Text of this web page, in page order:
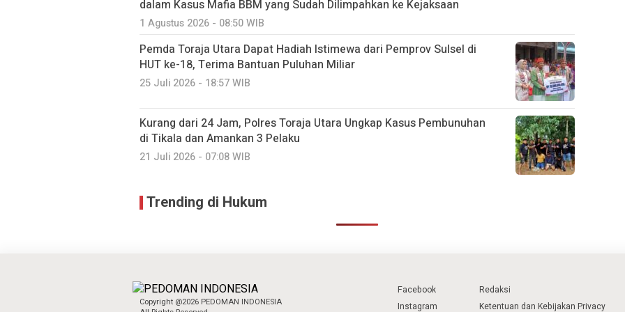
dalam Kasus Mafia BBM yang Sudah Dilimpahkan ke Kejaksaan
1 Agustus 2026 - 08:50 WIB
Pemda Toraja Utara Dapat Hadiah Istimewa dari Pemprov Sulsel di
HUT ke-18, Terima Bantuan Puluhan Miliar
25 Juli 2026 - 18:57 WIB
Kurang dari 24 Jam, Polres Toraja Utara Ungkap Kasus Pembunuhan
di Tikala dan Amankan 3 Pelaku
21 Juli 2026 - 07:08 WIB
Trending di Hukum
Copyright @2026 PEDOMAN INDONESIA
Facebook
Instagram
Redaksi
Ketentuan dan Kebijakan Privacy